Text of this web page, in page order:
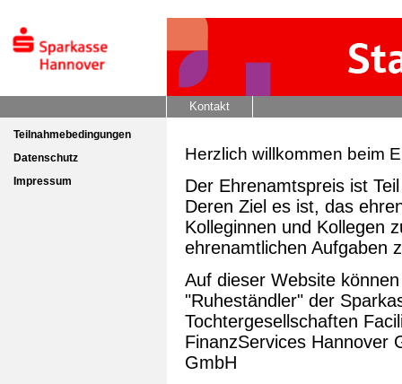
Kontakt
Teilnahmebedingungen
Datenschutz
Impressum
Herzlich willkommen beim
Der Ehrenamtspreis ist
Deren Ziel es ist, das
Kolleginnen und Kollegen
ehrenamtlichen Aufgaben
Auf dieser Website
"Ruheständler" der
Tochtergesellschaften
FinanzServices Hannover
GmbH